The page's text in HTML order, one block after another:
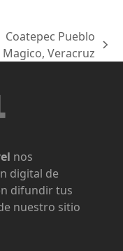
Coatepec Pueblo
Magico, Veracruz
nos
digital de
difundir tus
nuestro sitio